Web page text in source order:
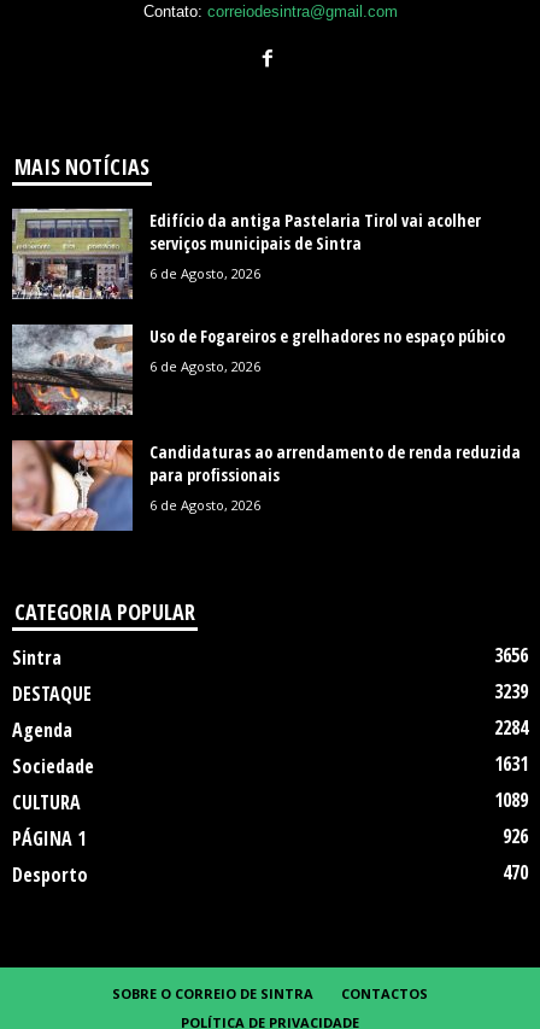
Contato: correiodesintra@gmail.com
MAIS NOTÍCIAS
Edifício da antiga Pastelaria Tirol vai acolher
serviços municipais de Sintra
6 de Agosto, 2026
Uso de Fogareiros e grelhadores no espaço púbico
6 de Agosto, 2026
Candidaturas ao arrendamento de renda reduzida
para profissionais
6 de Agosto, 2026
CATEGORIA POPULAR
Sintra
3656
DESTAQUE
3239
Agenda
2284
Sociedade
1631
CULTURA
1089
PÁGINA 1
926
Desporto
470
SOBRE O CORREIO DE SINTRA
CONTACTOS
POLÍTICA DE PRIVACIDADE